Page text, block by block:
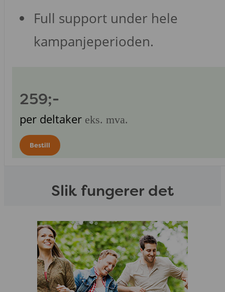
Full support under hele
kampanjeperioden.
259;-
per deltaker eks. mva.
Bestill
Slik fungerer det